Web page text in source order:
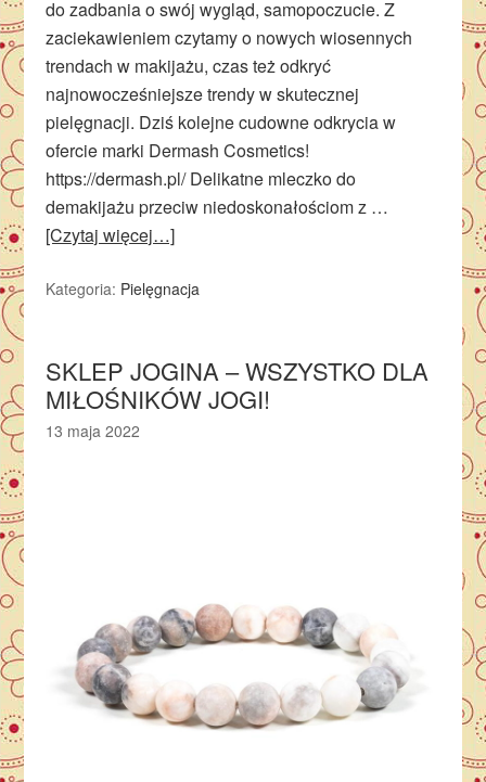
do zadbania o swój wygląd, samopoczucie. Z
zaciekawieniem czytamy o nowych wiosennych
trendach w makijażu, czas też odkryć
najnowocześniejsze trendy w skutecznej
pielęgnacji. Dziś kolejne cudowne odkrycia w
ofercie marki Dermash Cosmetics!
https://dermash.pl/ Delikatne mleczko do
demakijażu przeciw niedoskonałościom z …
[Czytaj więcej…]
Kategoria: Pielęgnacja
SKLEP JOGINA – WSZYSTKO DLA
MIŁOŚNIKÓW JOGI!
13 maja 2022